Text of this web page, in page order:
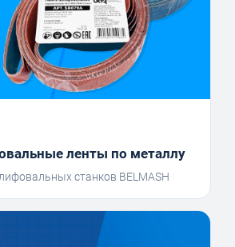
ленты по металлу
станков BELMASH